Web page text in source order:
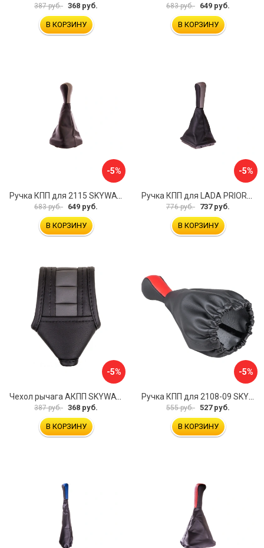
387 руб. 368 руб.
В КОРЗИНУ
683 руб. 649 руб.
В КОРЗИНУ
-5%
683 руб. 649 руб.
В КОРЗИНУ
-5%
776 руб. 737 руб.
В КОРЗИНУ
-5%
387 руб. 368 руб.
В КОРЗИНУ
-5%
555 руб. 527 руб.
В КОРЗИНУ